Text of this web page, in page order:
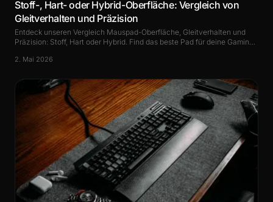
Stoff-, Hart- oder Hybrid-Oberfläche: Vergleich von
Gleitverhalten und Präzision
Entdeck unseren Vergleich Mauspad-Oberfläche, Gleitverhalten und
Präzision: Stoff, Hart oder Hybrid. Find das beste Pad für deine Gaming-
2. Mai 2026